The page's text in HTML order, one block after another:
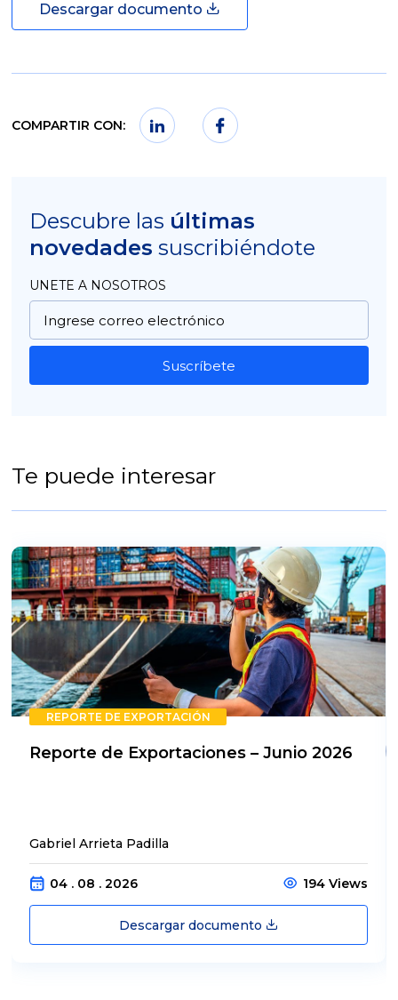
Descargar documento
COMPARTIR CON:
Descubre las últimas
novedades suscribiéndote
UNETE A NOSOTROS
Suscríbete
Te puede interesar
REPORTE DE EXPORTACIÓN
Reporte de Exportaciones – Junio 2026
Gabriel Arrieta Padilla
04 . 08 . 2026 194 Views
Descargar documento